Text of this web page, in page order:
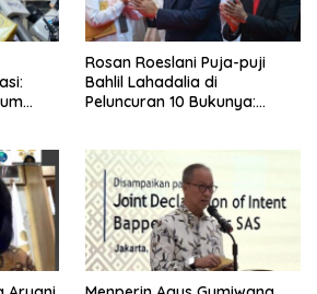
Rosan Roeslani Puja-puji
Bahlil Lahadalia di
Peluncuran 10 Bukunya: